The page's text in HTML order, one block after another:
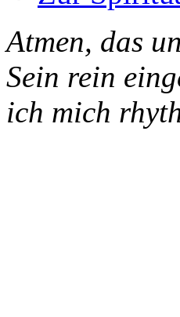
Atmen, das
Sein rein
ich mich